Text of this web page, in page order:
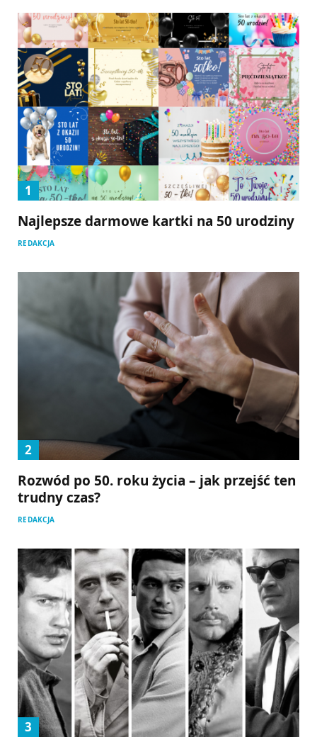
Najlepsze darmowe kartki na 50 urodziny
REDAKCJA
Rozwód po 50. roku życia – jak przejść ten
trudny czas?
REDAKCJA